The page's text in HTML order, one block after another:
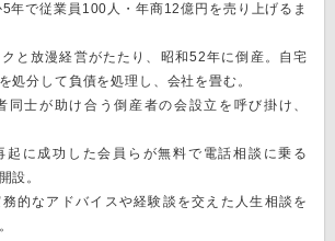
年で従業員100人・年商12億円を売り上げるま
と放漫経営がたたり、昭和52年に倒産。自宅
処分して負債を処理し、会社を畳む。
同士が助け合う倒産者の会設立を呼び掛け、
起に成功した会員らが無料で電話相談に乗る
設。
的なアドバイスや経験談を交えた人生相談を